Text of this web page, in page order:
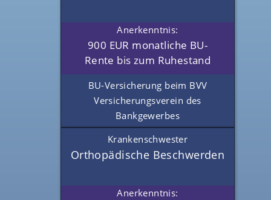
Anerkenntnis:
900 EUR monatliche BU-
Rente bis zum Ruhestand
BU-Versicherung beim BVV
Versicherungsverein des
Bankgewerbes
Krankenschwester
Orthopädische Beschwerden
Anerkenntnis: